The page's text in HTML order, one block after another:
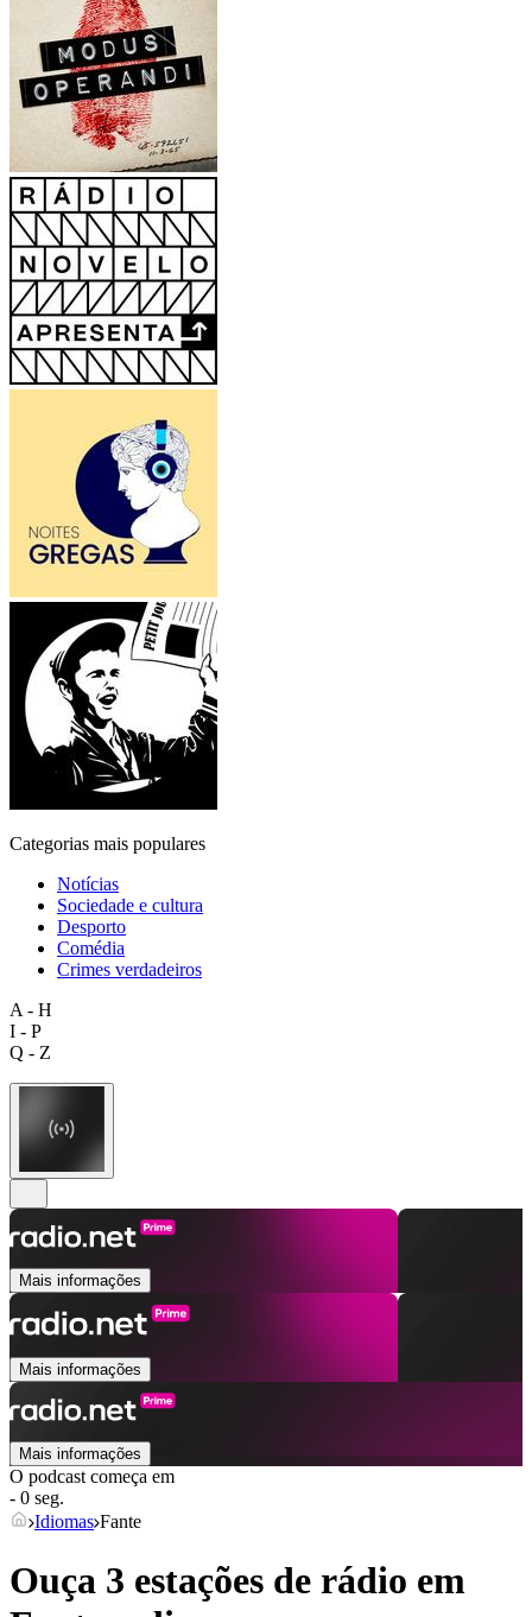
Categorias mais populares
Notícias
Sociedade e cultura
Desporto
Comédia
Crimes verdadeiros
A - H
I - P
Q - Z
Mais informações
Mais informações
Mais informações
O podcast começa em
- 0 seg.
Idiomas Fante
Ouça 3 estações de rádio em